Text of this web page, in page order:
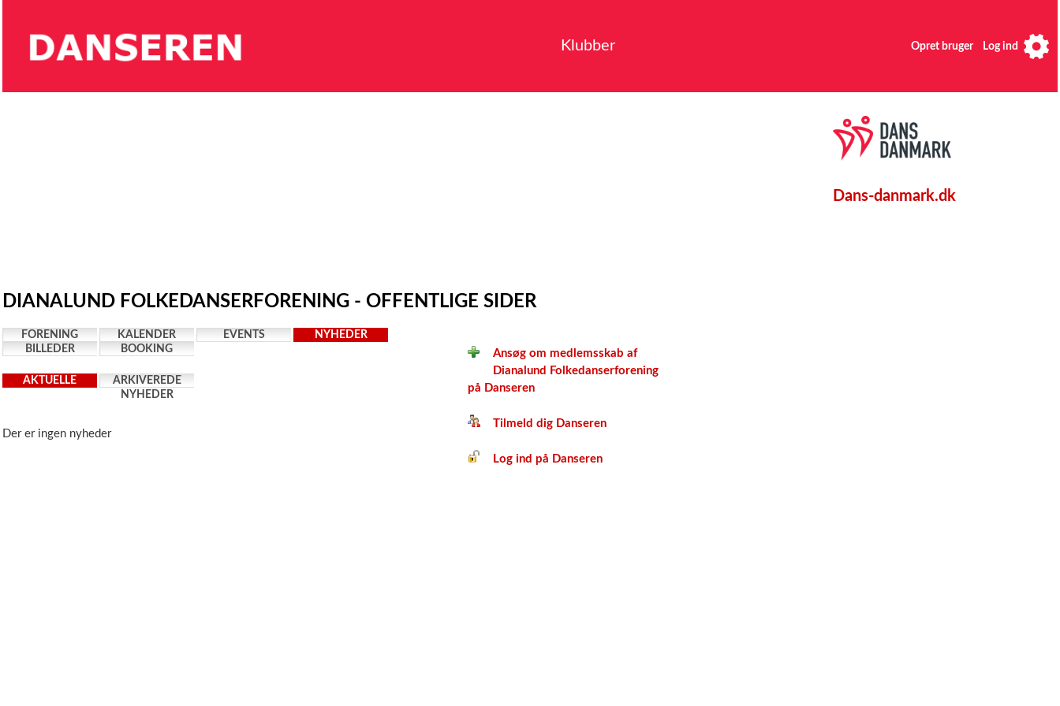
Klubber Opret bruger Log ind
DIANALUND FOLKEDANSERFORENING - OFFENTLIGE SIDER
FORENING KALENDER EVENTS
NYHEDER
BILLEDER
BOOKING
AKTUELLE
ARKIVEREDE
NYHEDER
Der er ingen nyheder
Ansøg om medlemsskab af
Dianalund Folkedanserforening
på Danseren
Tilmeld dig Danseren
Log ind på Danseren
Dans-danmark.dk